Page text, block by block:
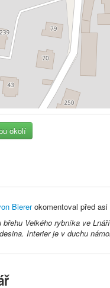
okolí
Biererokomentoval před asi
břehu Velkého rybníka ve
Interier je v duchu